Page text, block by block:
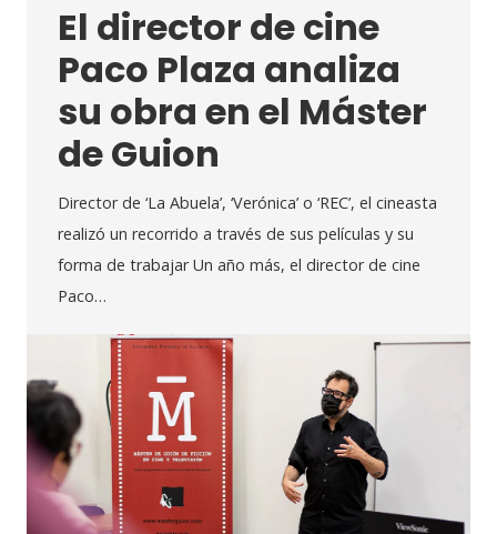
El director de cine
Paco Plaza analiza
su obra en el Máster
de Guion
Director de ‘La Abuela’, ‘Verónica’ o ‘REC’, el cineasta
realizó un recorrido a través de sus películas y su
forma de trabajar Un año más, el director de cine
Paco…